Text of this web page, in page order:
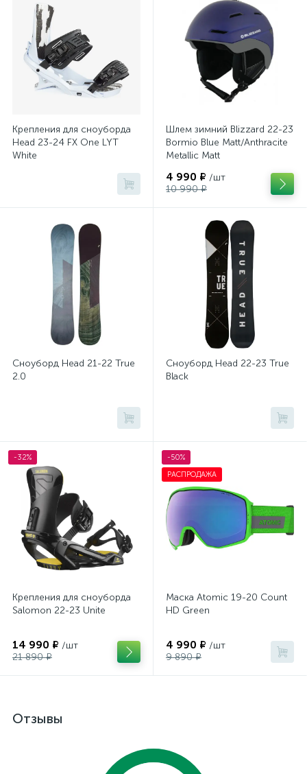
Крепления для сноуборда
Head 23-24 FX One LYT
White
Шлем зимний Blizzard 22-23
Bormio Blue Matt/Anthracite
Metallic Matt
4 990 ₽ /шт
10 990 ₽
Сноуборд Head 21-22 True
2.0
Сноуборд Head 22-23 True
Black
-32%
Крепления для сноуборда
Salomon 22-23 Unite
14 990 ₽ /шт
21 890 ₽
-50%
РАСПРОДАЖА
Маска Atomic 19-20 Count
HD Green
4 990 ₽ /шт
9 890 ₽
Отзывы